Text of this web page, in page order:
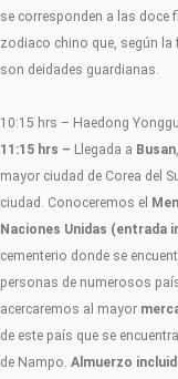
se corresponden a las doce
zodiaco chino que, según la
son deidades guardianas.
10:15 hrs – Haedong
11:15 hrs – Llegada a Busan
mayor ciudad de Corea del
ciudad. Conoceremos el
Naciones Unidas (entrada
cementerio donde se
personas de numerosos
acercaremos al mayor
de este país que se
de Nampo. Almuerzo